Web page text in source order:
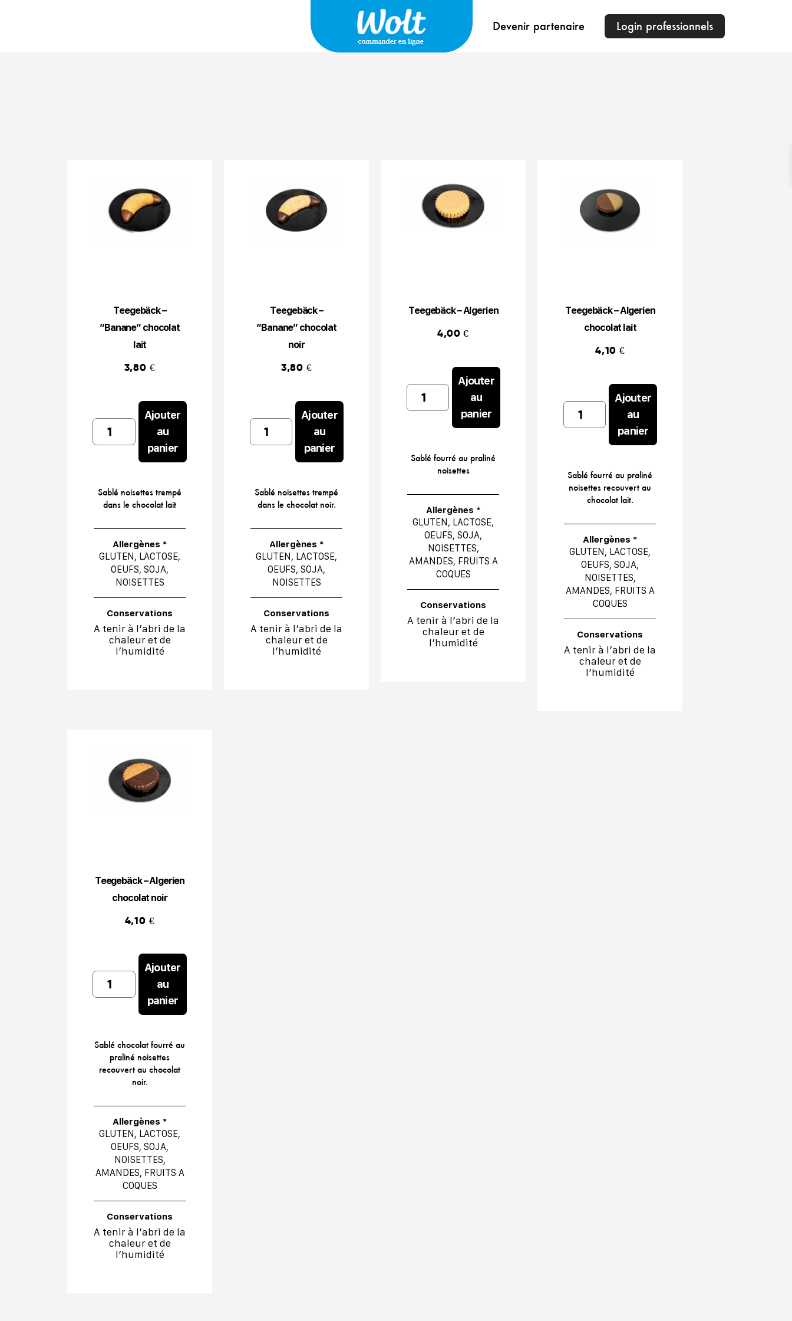
Devenir partenaire Login professionnels
Teegebäck –
“Banane” chocolat
lait
3,80 €
Teegebäck
quantity
Ajouter
au
panier
Sablé noisettes trempé
dans le chocolat lait
Allergènes *
GLUTEN, LACTOSE,
OEUFS, SOJA,
NOISETTES
Conservations
A tenir à l’abri de la
chaleur et de
l’humidité
Teegebäck –
“Banane” chocolat
noir
3,80 €
Teegebäck
quantity
Ajouter
au
panier
Sablé noisettes trempé
dans le chocolat noir.
Allergènes *
GLUTEN, LACTOSE,
OEUFS, SOJA,
NOISETTES
Conservations
A tenir à l’abri de la
chaleur et de
l’humidité
Teegebäck – Algerien
4,00€
Teegebäck
Ajouter
au
panier
Sablé fourré au praliné
noisettes
Allergènes *
GLUTEN, LACTOSE,
OEUFS, SOJA,
NOISETTES,
AMANDES, FRUITS A
COQUES
Conservations
A tenir à l’abri de la
chaleur et de
l’humidité
Teegebäck – Algerien
chocolat lait
4,10€
Teegebäck
quantity
Ajouter
au
panier
Sablé fourré au praliné
noisettes recouvert au
chocolat lait.
Allergènes *
GLUTEN, LACTOSE,
OEUFS, SOJA,
NOISETTES,
AMANDES, FRUITS A
COQUES
Conservations
A tenir à l’abri de la
chaleur et de
l’humidité
Teegebäck – Algerien
chocolat noir
4,10 €
Teegebäck
-
quantity
Ajouter
au
panier
Sablé chocolat fourré au
praliné noisettes
recouvert au chocolat
noir.
Allergènes *
GLUTEN, LACTOSE,
OEUFS, SOJA,
NOISETTES,
AMANDES, FRUITS A
COQUES
Conservations
A tenir à l’abri de la
chaleur et de
l’humidité